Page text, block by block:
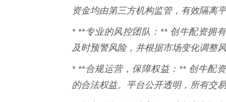
资金均由第三方机构监管，有效隔离
* **专业的风控团队：** 创牛配资拥
及时预警风险，并根据市场变化调整
* **合规运营，保障权益：** 创牛配
的合法权益。平台公开透明，所有交